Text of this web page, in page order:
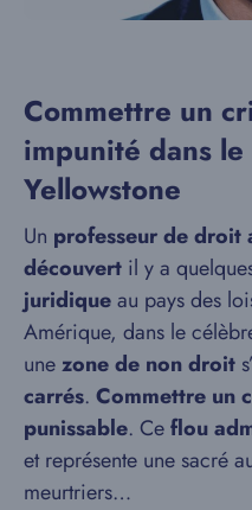
Commettre un
impunité dans
Yellowstone
Un professeur de droit
découvert il y a
juridiqueau pays des
Amérique, dans le
unezone de non droit
carrés. Commettre un
punissable. Ceflou
et représente une sacré
meurtriers…